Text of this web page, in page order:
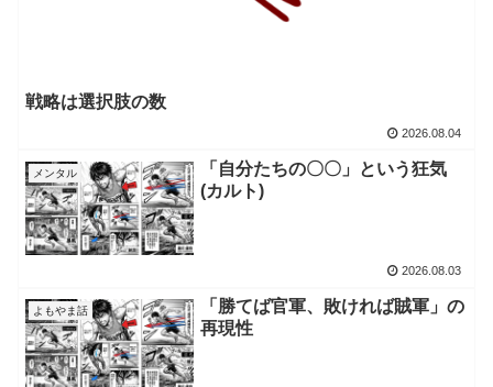
戦略は選択肢の数
2026.08.04
メンタル
「自分たちの〇〇」という狂気
(カルト)
2026.08.03
よもやま話
「勝てば官軍、敗ければ賊軍」の
再現性